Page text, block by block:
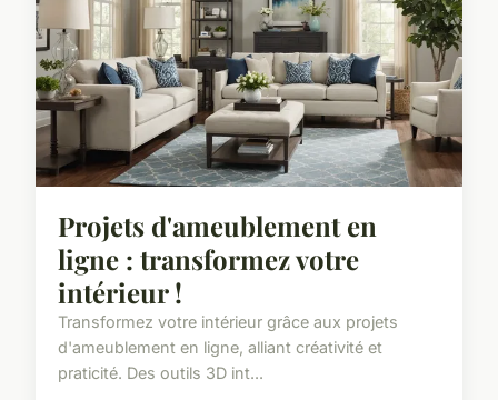
Projets d'ameublement en
ligne : transformez votre
intérieur !
Transformez votre intérieur grâce aux projets
d'ameublement en ligne, alliant créativité et
praticité. Des outils 3D int...